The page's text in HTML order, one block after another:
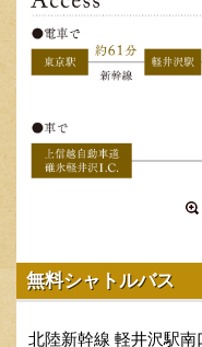
無料シャトルバス
北陸新幹線 軽井沢駅